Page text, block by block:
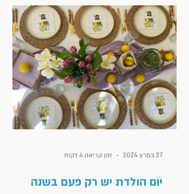
יום הולדת יש רק פעם בשנה
27 במרץ 2024 זמן קריאה 4 דקות